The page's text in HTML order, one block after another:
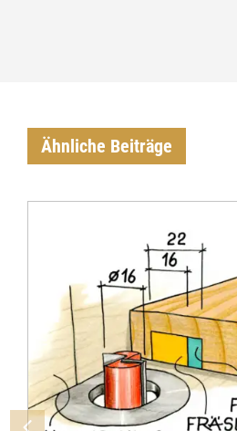
Ähnliche Beiträge